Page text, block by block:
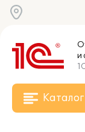
и
Каталог